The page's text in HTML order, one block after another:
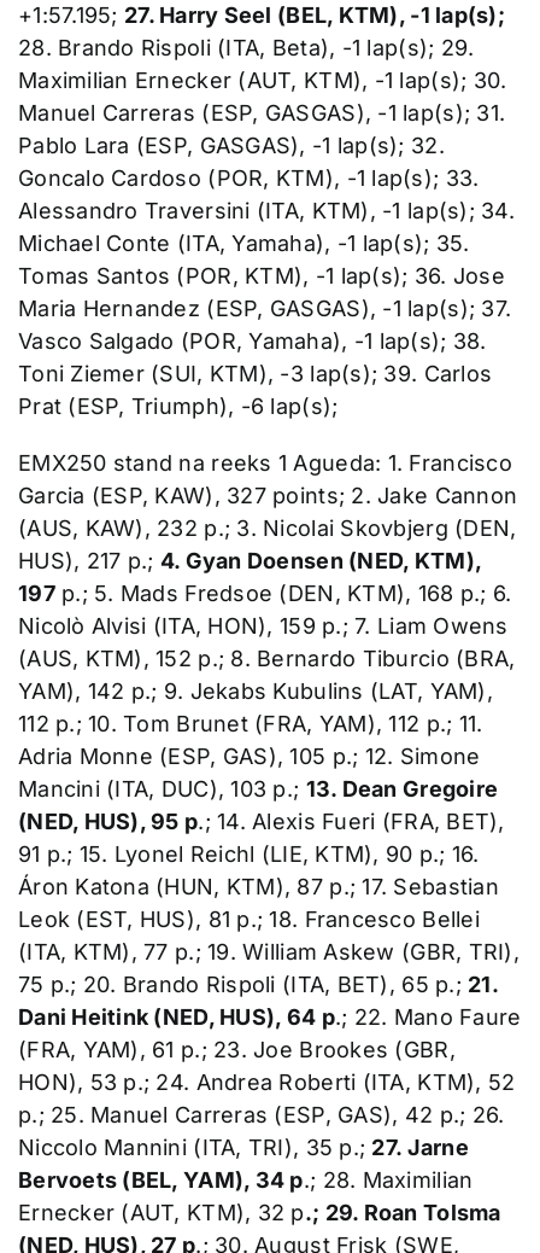
+1:57.195; 27. Harry Seel (BEL, KTM), -1 lap(s);
28. Brando Rispoli (ITA, Beta), -1 lap(s); 29.
Maximilian Ernecker (AUT, KTM), -1 lap(s); 30.
Manuel Carreras (ESP, GASGAS), -1 lap(s); 31.
Pablo Lara (ESP, GASGAS), -1 lap(s); 32.
Goncalo Cardoso (POR, KTM), -1 lap(s); 33.
Alessandro Traversini (ITA, KTM), -1 lap(s); 34.
Michael Conte (ITA, Yamaha), -1 lap(s); 35.
Tomas Santos (POR, KTM), -1 lap(s); 36. Jose
Maria Hernandez (ESP, GASGAS), -1 lap(s); 37.
Vasco Salgado (POR, Yamaha), -1 lap(s); 38.
Toni Ziemer (SUI, KTM), -3 lap(s); 39. Carlos
Prat (ESP, Triumph), -6 lap(s);
EMX250 stand na reeks 1 Agueda: 1. Francisco
Garcia (ESP, KAW), 327 points; 2. Jake Cannon
(AUS, KAW), 232 p.; 3. Nicolai Skovbjerg (DEN,
HUS), 217 p.; 4. Gyan Doensen (NED, KTM),
197p.; 5. Mads Fredsoe (DEN, KTM), 168 p.; 6.
Nicolò Alvisi (ITA, HON), 159 p.; 7. Liam Owens
(AUS, KTM), 152 p.; 8. Bernardo Tiburcio (BRA,
YAM), 142 p.; 9. Jekabs Kubulins (LAT, YAM),
112 p.; 10. Tom Brunet (FRA, YAM), 112 p.; 11.
Adria Monne (ESP, GAS), 105 p.; 12. Simone
Mancini (ITA, DUC), 103 p.; 13. Dean Gregoire
(NED, HUS), 95 p.; 14. Alexis Fueri (FRA, BET),
91 p.; 15. Lyonel Reichl (LIE, KTM), 90 p.; 16.
Áron Katona (HUN, KTM), 87 p.; 17. Sebastian
Leok (EST, HUS), 81 p.; 18. Francesco Bellei
(ITA, KTM), 77 p.; 19. William Askew (GBR, TRI),
75 p.; 20. Brando Rispoli (ITA, BET), 65 p.; 21.
Dani Heitink (NED, HUS), 64 p.; 22. Mano Faure
(FRA, YAM), 61 p.; 23. Joe Brookes (GBR,
HON), 53 p.; 24. Andrea Roberti (ITA, KTM), 52
p.; 25. Manuel Carreras (ESP, GAS), 42 p.; 26.
Niccolo Mannini (ITA, TRI), 35 p.; 27. Jarne
Bervoets (BEL, YAM), 34 p.; 28. Maximilian
Ernecker (AUT, KTM), 32 p.; 29. Roan Tolsma
(NED, HUS), 27 p.; 30. August Frisk (SWE,